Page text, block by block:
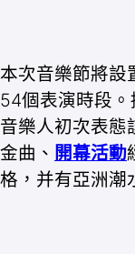
本次音樂節將設
54個表演時段
音樂人初次表態
金曲、 開幕活動
格，并有亞洲潮